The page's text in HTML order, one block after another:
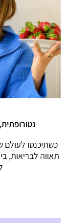
כשתיכנסו לעולם
תאווה לבריאות,